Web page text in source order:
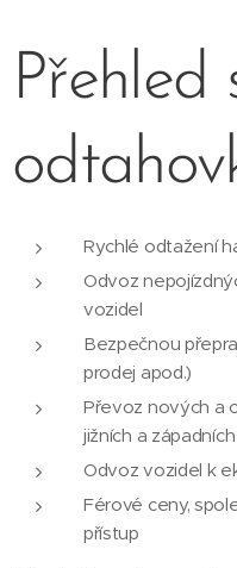
Přehled
Rychlé odtažení
Odvoz
vozidel
Bezpečnou
prodej apod.)
Převoz nových a
jižních a
Odvoz vozidel k
Férové ceny,
přístup